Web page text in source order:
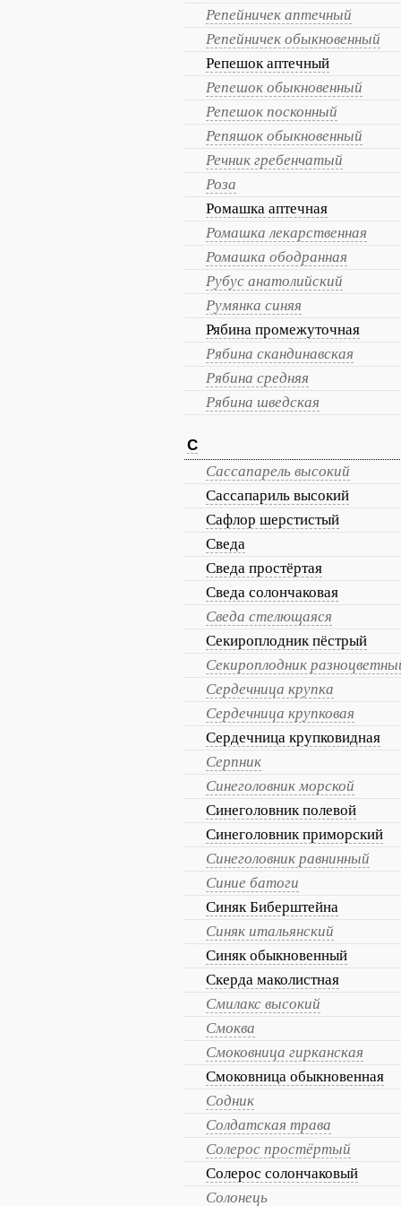
Репейничек аптечный
Репейничек обыкновенный
Репешок аптечный
Репешок обыкновенный
Репешок посконный
Репяшок обыкновенный
Речник гребенчатый
Роза
Ромашка аптечная
Ромашка лекарственная
Ромашка ободранная
Рубус анатолийский
Румянка синяя
Рябина промежуточная
Рябина скандинавская
Рябина средняя
Рябина шведская
С
Сассапарель высокий
Сассапариль высокий
Сафлор шерстистый
Сведа
Сведа простёртая
Сведа солончаковая
Сведа стелющаяся
Секироплодник пёстрый
Секироплодник
Сердечница крупка
Сердечница крупковая
Сердечница крупковидная
Серпник
Синеголовник морской
Синеголовник полевой
Синеголовник приморский
Синеголовник равнинный
Синие батоги
Синяк Биберштейна
Синяк итальянский
Синяк обыкновенный
Скерда маколистная
Смилакс высокий
Смоква
Смоковница гирканская
Смоковница обыкновенная
Содник
Солдатская трава
Солерос простёртый
Солерос солончаковый
Солонець